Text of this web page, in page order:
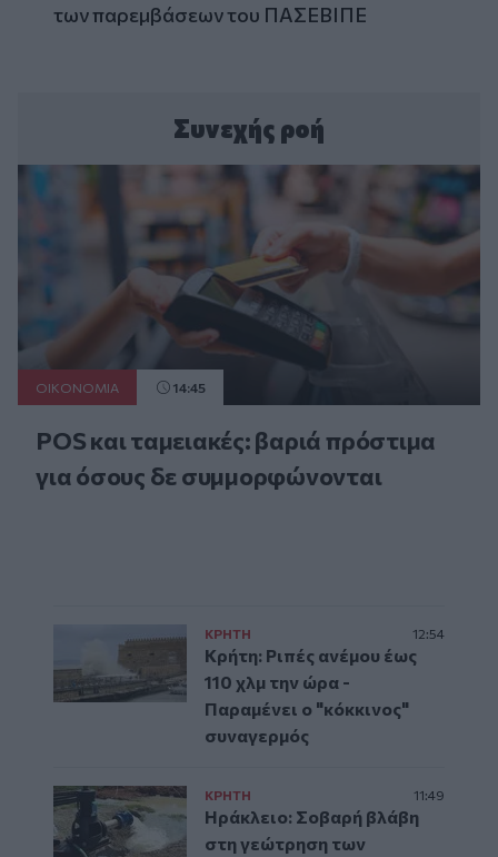
των παρεμβάσεων του ΠΑΣΕΒΙΠΕ
Συνεχής ροή
ΟΙΚΟΝΟΜΙΑ 14:45
POS και ταμειακές: βαριά πρόστιμα
για όσους δε συμμορφώνονται
ΚΡΗΤΗ 12:54
Κρήτη: Ριπές ανέμου έως
110 χλμ την ώρα -
Παραμένει ο "κόκκινος"
συναγερμός
ΚΡΗΤΗ 11:49
Ηράκλειο: Σοβαρή βλάβη
στη γεώτρηση των